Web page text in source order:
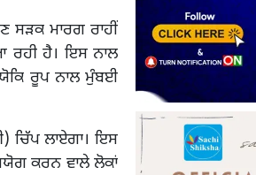
ਸੜਕ ਮਾਰਗ ਰਾਹੀਂ
ਰਹੀ ਹੈ। ਇਸ ਨਾਲ
ਰੂਪ ਨਾਲ ਮੁੰਬਈ
ਚਿੱਪ ਲਾਏਗਾ। ਇਸ
ਕਰਨ ਵਾਲੇ ਲੋਕਾਂ